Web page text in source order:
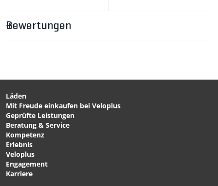
CHF 16.90
FOLLOW-ME
Vollachsadapter für
Kindervelo - von
FOLLOWME
CHF 14.90
Bewertungen
Läden
Mit Freude einkaufen bei Veloplus
Geprüfte Leistungen
Beratung & Service
Kompetenz
Erlebnis
Veloplus
Engagement
Karriere